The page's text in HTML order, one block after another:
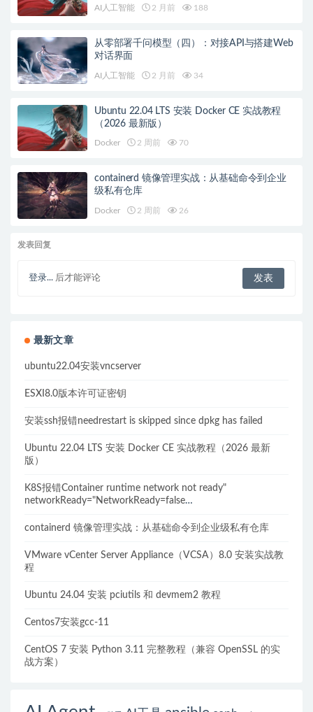
AI人工智能 2 月前 188
从零部署千问模型（四）：对接API与搭建Web
对话界面
AI人工智能 2 月前 34
Ubuntu 22.04 LTS 安装 Docker CE 实战教程
（2026 最新版）
Docker 2 周前 70
containerd 镜像管理实战：从基础命令到企业
级私有仓库
Docker 2 周前 26
发表回复
登录... 后才能评论
最新文章
ubuntu22.04安装vncserver
ESXI8.0版本许可证密钥
安装ssh报错needrestart is skipped since dpkg has failed
Ubuntu 22.04 LTS 安装 Docker CE 实战教程（2026 最新
版）
K8S报错Container runtime network not ready"
networkReady="NetworkReady=false
containerd 镜像管理实战：从基础命令到企业级私有仓库
VMware vCenter Server Appliance（VCSA）8.0 安装实战教
程
Ubuntu 24.04 安装 pciutils 和 devmem2 教程
Centos7安装gcc-11
CentOS 7 安装 Python 3.11 完整教程（兼容 OpenSSL 的实
战方案）